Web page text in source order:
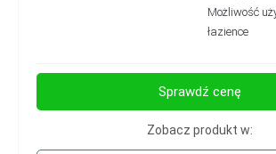
Możliwość
łazience
Sprawdź cenę
Zobacz produkt w: